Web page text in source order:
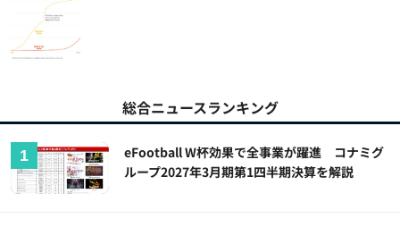
総合ニュースランキング
eFootball W杯効果で全事業が躍進 コナミグ
ループ2027年3月期第1四半期決算を解説